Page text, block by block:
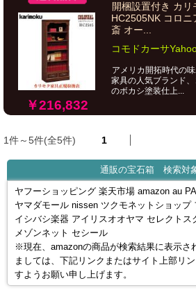
￥216,832
開梱設置付き カ
HC2505NK コロ
斎 オー...
コモドカーサ
アメリカ開拓時代の
家具の人気ブランド
のボカシ塗装仕上...
1件～5件(全5件) 1
通販の宝石箱 検索対
ヤフーショッピング 楽天市場 amazon au
ヤマダモール nissen ツクモネットショップ
イシバシ楽器 アイリスオオヤマ セレクト
メゾンネット セシール
※現在、amazonの商品が検索結果に表示さ
ましては、下記リンクまたはサイト上部リ
すようお願い申し上げます。